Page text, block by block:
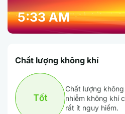
5:33 AM
Chất lượng không khí
Tốt
Chất lượng
nhiễm không khí
rất ít nguy hiểm.